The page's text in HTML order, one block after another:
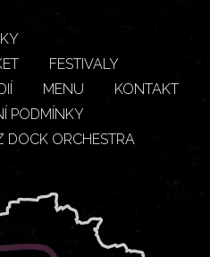
FESTIVALY
MENU
KONTAKT
PODMÍNKY
DOCK ORCHESTRA